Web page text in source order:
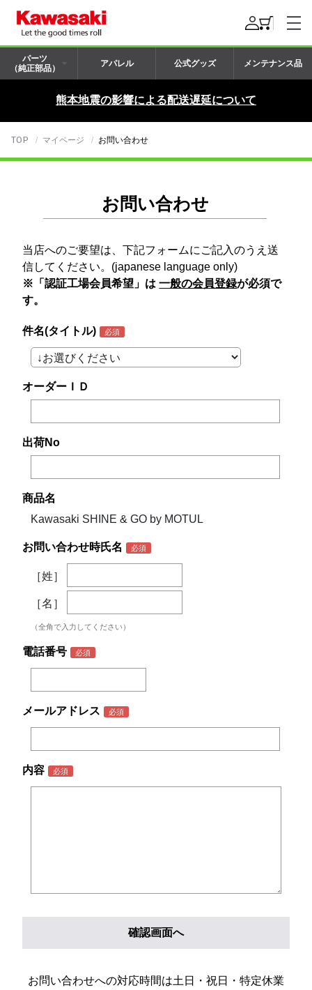
パーツ
（純正部品）
アパレル 公式グッズ メンテナンス品
熊本地震の影響による配送遅延について
TOP マイページ お問い合わせ
お問い合わせ
当店へのご要望は、下記フォームにご記入のうえ送
信してください。(japanese language only)
※「認証工場会員希望」は一般の会員登録が必須で
す。
件名(タイトル)
オーダーＩＤ
出荷No
商品名
Kawasaki SHINE & GO by MOTUL
お問い合わせ時氏名
［姓］
［名］
（全角で入力してください）
電話番号
メールアドレス
内容
お問い合わせへの対応時間は土日・祝日・特定休業